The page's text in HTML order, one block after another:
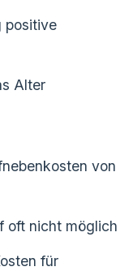
positive
Alter
von
oft nicht möglich
für